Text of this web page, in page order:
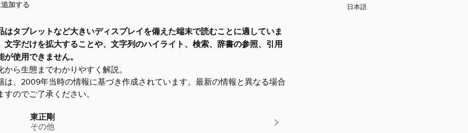
加する
タブレットなど大きいディスプレイを備えた端末で読むことに適していま
文字だけを拡大することや、文字列のハイライト、検索、辞書の参照、引用
が使用できません。
から生態までわかりやすく解説。
は、2009年当時の情報に基づき作成されています。最新の情報と異なる場合
すのでご了承ください。
東正剛
その他
日本語